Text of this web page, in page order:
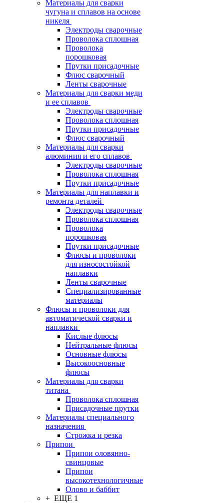
Материалы для сварки
чугуна и сплавов на основе
никеля
Электроды сварочные
Проволока сплошная
Проволока
порошковая
Прутки присадочные
Флюс сварочный
Ленты сварочные
Материалы для сварки меди
и ее сплавов
Электроды сварочные
Проволока сплошная
Прутки присадочные
Флюс сварочный
Материалы для сварки
алюминия и его сплавов
Электроды сварочные
Проволока сплошная
Прутки присадочные
Материалы для наплавки и
ремонта деталей
Электроды сварочные
Проволока сплошная
Проволока
порошковая
Прутки присадочные
Флюсы и проволоки
для износостойкой
наплавки
Ленты сварочные
Специализированные
материалы
Флюсы и проволоки для
автоматической сварки и
наплавки
Кислые флюсы
Нейтральные флюсы
Основные флюсы
Высокоосновные
флюсы
Материалы для сварки
титана
Проволока сплошная
Присадочные прутки
Материалы специального
назначения
Строжка и резка
Припои
Припои оловянно-
свинцовые
Припои
высокотехнологичные
Олово и баббит
+ ЕЩЕ 1